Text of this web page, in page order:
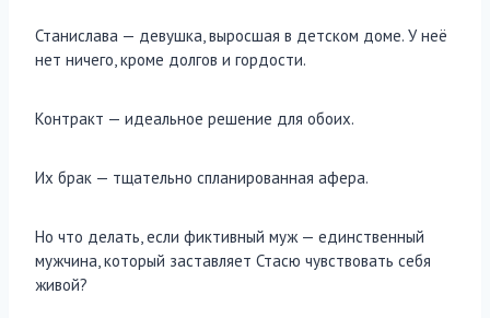
Станислава — девушка, выросшая в детском доме. У неё
нет ничего, кроме долгов и гордости.
Контракт — идеальное решение для обоих.
Их брак — тщательно спланированная афера.
Но что делать, если фиктивный муж — единственный
мужчина, который заставляет Стасю чувствовать себя
живой?